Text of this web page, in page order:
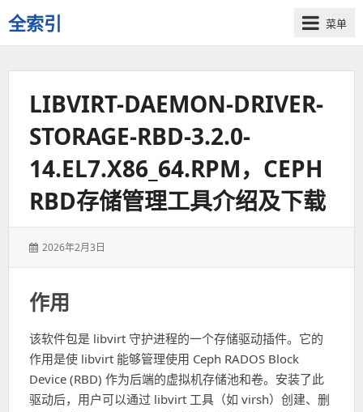
全索引
一
些
菜单
LIBVIRT-DAEMON-DRIVER-
STORAGE-RBD-3.2.0-
14.EL7.X86_64.RPM，CEPH
RBD存储管理工具介绍及下载
发
2026年2月3日
作用
该软件包是 libvirt 守护进程的一个存储驱动插件。它的
作用是使 libvirt 能够管理使用 Ceph RADOS Block
Device (RBD) 作为后端的虚拟机存储池和卷。安装了此
驱动后，用户可以通过 libvirt 工具（如 virsh）创建、删